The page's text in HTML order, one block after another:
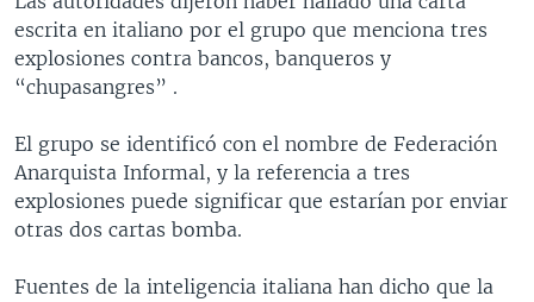
LAS CLAVES
PANORAMA
BUENOS DÍAS AMÉRICA
ESTADOS UNIDOS AL DÍA
EL MUNDO AL DÍA [RADIO]
FORO [RADIO]
DEPORTIVO INTERNACIONAL
NOTA ECONÓMICA
Learning English
SÍGANOS
Idiomas
escrita en italiano por el grupo que menciona tres
explosiones contra bancos, banqueros y
“chupasangres” .
El grupo se identificó con el nombre de Federación
Anarquista Informal, y la referencia a tres
explosiones puede significar que estarían por enviar
otras dos cartas bomba.
Fuentes de la inteligencia italiana han dicho que la